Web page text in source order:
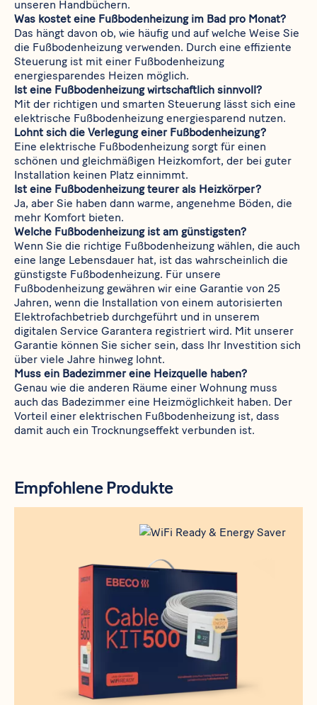
unseren Handbüchern.
Was kostet eine Fußbodenheizung im Bad pro Monat?
Das hängt davon ob, wie häufig und auf welche Weise Sie
die Fußbodenheizung verwenden. Durch eine effiziente
Steuerung ist mit einer Fußbodenheizung
energiesparendes Heizen möglich.
Ist eine Fußbodenheizung wirtschaftlich sinnvoll?
Mit der richtigen und smarten Steuerung lässt sich eine
elektrische Fußbodenheizung energiesparend nutzen.
Lohnt sich die Verlegung einer Fußbodenheizung?
Eine elektrische Fußbodenheizung sorgt für einen
schönen und gleichmäßigen Heizkomfort, der bei guter
Installation keinen Platz einnimmt.
Ist eine Fußbodenheizung teurer als Heizkörper?
Ja, aber Sie haben dann warme, angenehme Böden, die
mehr Komfort bieten.
Welche Fußbodenheizung ist am günstigsten?
Wenn Sie die richtige Fußbodenheizung wählen, die auch
eine lange Lebensdauer hat, ist das wahrscheinlich die
günstigste Fußbodenheizung. Für unsere
Fußbodenheizung gewähren wir eine Garantie von 25
Jahren, wenn die Installation von einem autorisierten
Elektrofachbetrieb durchgeführt und in unserem
digitalen Service Garantera registriert wird. Mit unserer
Garantie können Sie sicher sein, dass Ihr Investition sich
über viele Jahre hinweg lohnt.
Muss ein Badezimmer eine Heizquelle haben?
Genau wie die anderen Räume einer Wohnung muss
auch das Badezimmer eine Heizmöglichkeit haben. Der
Vorteil einer elektrischen Fußbodenheizung ist, dass
damit auch ein Trocknungseffekt verbunden ist.
Empfohlene Produkte